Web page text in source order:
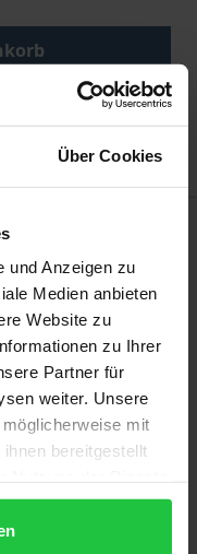
Über Cookies
und Anzeigen zu
Medien anbieten
Website zu
zu Ihrer
Partner für
weiter. Unsere
mit
bereitgestellt
normativ hoch
zwischen Frau
gesteigert,
zu
und Weisen
nicht als ganze
an